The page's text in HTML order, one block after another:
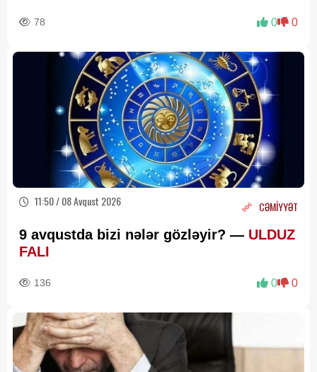
78 0 0
11:50 / 08 Avqust 2026 CƏMİYYƏT
9 avqustda bizi nələr gözləyir? — ULDUZ
FALI
136 0 0